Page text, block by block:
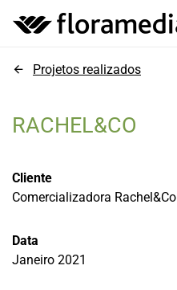
Projetos realizados
RACHEL&CO
Cliente
Comercializadora Rachel&Co
Data
Janeiro 2021